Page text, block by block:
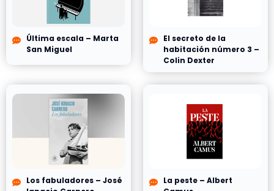
Última escala – Marta
San Miguel
El secreto de la
habitación número 3 –
Colin Dexter
Los fabuladores – José
La peste – Albert